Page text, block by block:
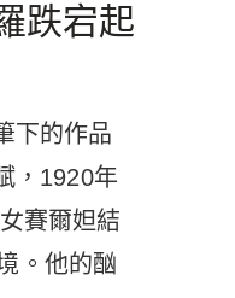
跌宕起
下的作品
，1920年
賽爾妲結
。他的酗